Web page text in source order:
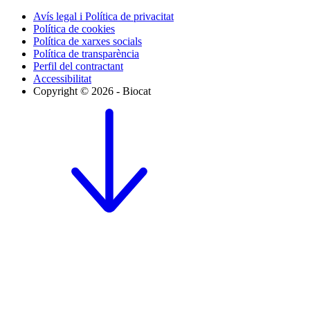
Avís legal i Política de privacitat
Política de cookies
Política de xarxes socials
Política de transparència
Perfil del contractant
Accessibilitat
Copyright © 2026 - Biocat